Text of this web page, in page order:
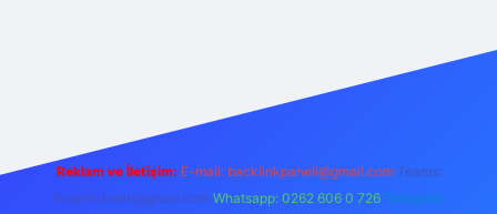
Reklam ve İletişim: E-mail: backlinkpaneli@gmail.com Teams:
forumhizmeti@gmail.com Whatsapp: 0262 606 0 726 Telegram: